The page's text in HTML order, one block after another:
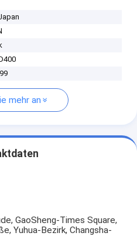
mehr an
GaoSheng-Times Square,
Yuhua-Bezirk, Changsha-